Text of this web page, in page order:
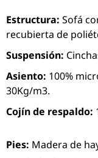
Estructura: Sofá
recubierta de
Suspensión:
Asiento: 100%
30Kg/m3.
Cojín de respaldo:
Pies: Madera de